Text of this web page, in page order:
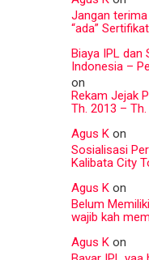
Jangan
“ada”
Biaya IPL dan
Indonesia –
on
Rekam Jejak
Th. 2013 – Th.
Agus K on
Sosialisasi
Kalibata City
Agus K on
Belum
wajib kah
Agus K on